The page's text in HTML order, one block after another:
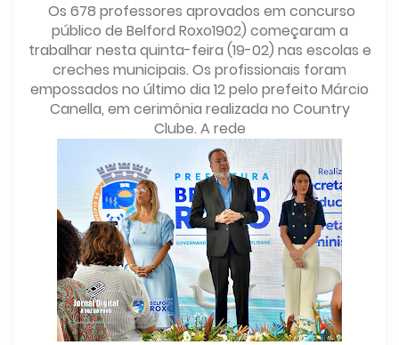
Os 678 professores aprovados em concurso
público de Belford Roxo1902) começaram a
trabalhar nesta quinta-feira (19-02) nas escolas e
creches municipais. Os profissionais foram
empossados no último dia 12 pelo prefeito Márcio
Canella, em cerimônia realizada no Country
Clube. A rede